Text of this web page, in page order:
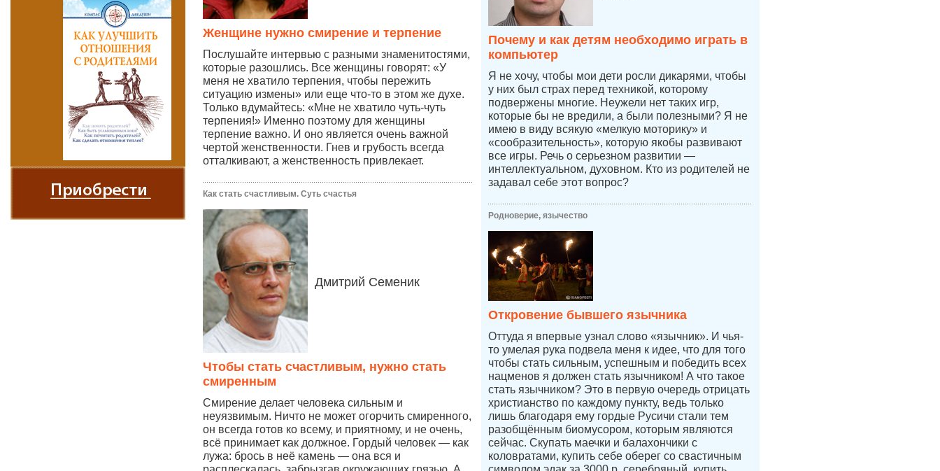
Женщине нужно смирение и терпение
Послушайте интервью с разными знаменитостями,
которые разошлись. Все женщины говорят: «У
меня не хватило терпения, чтобы пережить
ситуацию измены» или еще что-то в этом же духе.
Только вдумайтесь: «Мне не хватило чуть-чуть
терпения!» Именно поэтому для женщины
терпение важно. И оно является очень важной
чертой женственности. Гнев и грубость всегда
отталкивают, а женственность привлекает.
Как стать счастливым. Суть счастья
Дмитрий Семеник
Чтобы стать счастливым, нужно стать
смиренным
Смирение делает человека сильным и
неуязвимым. Ничто не может огорчить смиренного,
он всегда готов ко всему, и приятному, и не очень,
всё принимает как должное. Гордый человек — как
лужа: брось в неё камень — она вся и
Почему и как детям необходимо играть в
компьютер
Я не хочу, чтобы мои дети росли дикарями, чтобы
у них был страх перед техникой, которому
подвержены многие. Неужели нет таких игр,
которые бы не вредили, а были полезными? Я не
имею в виду всякую «мелкую моторику» и
«сообразительность», которую якобы развивают
все игры. Речь о серьезном развитии —
интеллектуальном, духовном. Кто из родителей не
задавал себе этот вопрос?
Родноверие, язычество
Откровение бывшего язычника
Оттуда я впервые узнал слово «язычник». И чья-
то умелая рука подвела меня к идее, что для того
чтобы стать сильным, успешным и победить всех
нацменов я должен стать язычником! А что такое
стать язычником? Это в первую очередь отрицать
христианство по каждому пункту, ведь только
лишь благодаря ему гордые Русичи стали тем
разобщённым биомусором, которым являются
сейчас. Скупать маечки и балахончики с
коловратами, купить себе оберег со свастичным